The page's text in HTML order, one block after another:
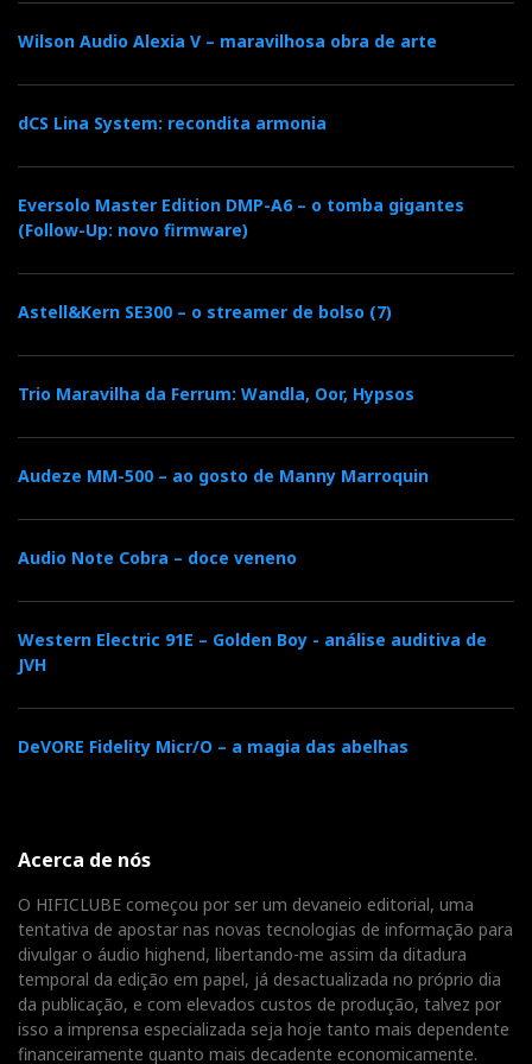
Música maestro!
Volume a gosto, ou seja, apoiando as Meta, mas sem
se sobrepor a elas.
Ena pá, as Meta parecem outras! Isto sem perderem a
sua própria personalidade. Cuidado: se der a mão ao
KC62, ele quer o pé! Mantenha-o com a bolinha baixa
E fomos juntos dar uma volta pela Tidal:
At Last, Lou Rawls
O segredo é conseguir dar ênfase ao baixo e ao pedal
da bateria, e baritonizar ainda mais a voz de Lou, sem
Wilson Audio Alexia V – maravilhosa obra de arte
dCS Lina System: recondita armonia
Eversolo Master Edition DMP-A6 – o tomba gigantes
(Follow-Up: novo firmware)
Astell&Kern SE300 – o streamer de bolso (7)
Trio Maravilha da Ferrum: Wandla, Oor, Hypsos
Audeze MM-500 – ao gosto de Manny Marroquin
Audio Note Cobra – doce veneno
Western Electric 91E – Golden Boy - análise auditiva de
JVH
DeVORE Fidelity Micr/O – a magia das abelhas
Acerca de nós
O HIFICLUBE começou por ser um devaneio editorial, uma
tentativa de apostar nas novas tecnologias de informação para
divulgar o áudio highend, libertando-me assim da ditadura
temporal da edição em papel, já desactualizada no próprio dia
da publicação, e com elevados custos de produção, talvez por
isso a imprensa especializada seja hoje tanto mais dependente
financeiramente quanto mais decadente economicamente.